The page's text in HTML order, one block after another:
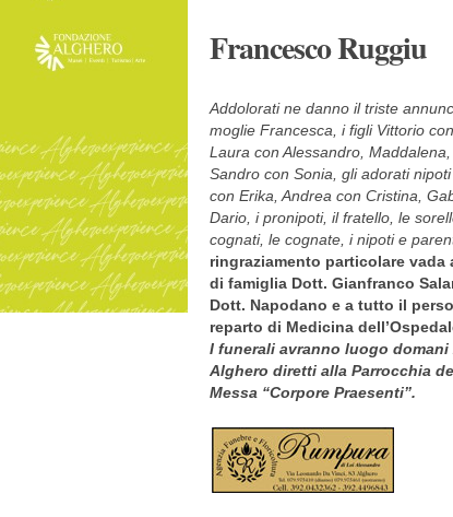
Francesco Ruggiu
Addolorati ne danno il triste
moglie Francesca, i figli Vittorio
Laura con Alessandro, Maddalena,
Sandro con Sonia, gli adorati
con Erika, Andrea con Cristina,
Dario, i pronipoti, il fratello, le
cognati, le cognate, i nipoti e
ringraziamento particolare vada
di famiglia Dott. Gianfranco
Dott. Napodano e a tutto il
reparto di Medicina
I funerali avranno luogo domani
Alghero diretti alla Parrocchia
Messa “Corpore Praesenti”.